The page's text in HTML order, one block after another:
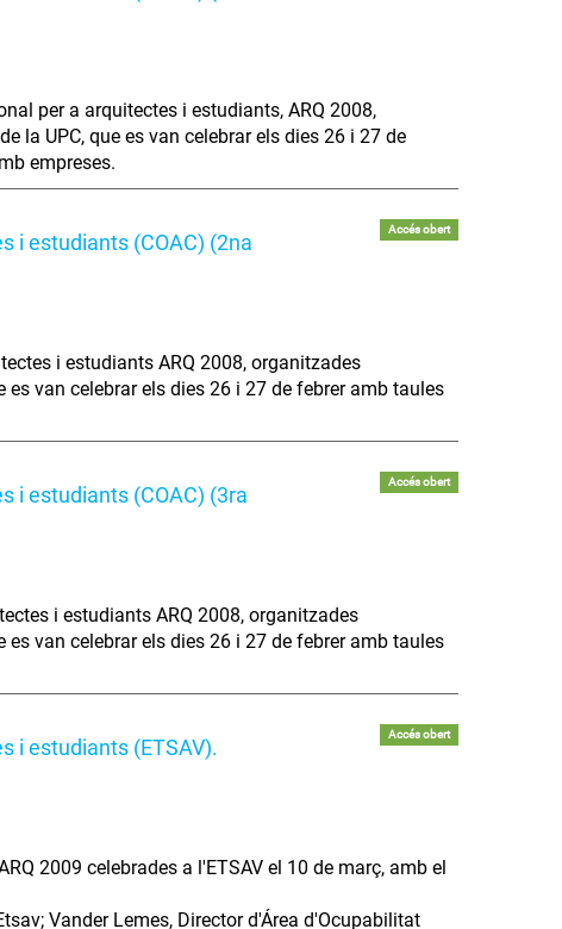
per a arquitectes i estudiants, ARQ 2008,
la UPC, que es van celebrar els dies 26 i 27 de
empreses.
i estudiants (COAC) (2na
Accés obert
i estudiants ARQ 2008, organitzades
es van celebrar els dies 26 i 27 de febrer amb taules
i estudiants (COAC) (3ra
Accés obert
i estudiants ARQ 2008, organitzades
es van celebrar els dies 26 i 27 de febrer amb taules
i estudiants (ETSAV).
Accés obert
2009 celebrades a l'ETSAV el 10 de març, amb el
Vander Lemes, Director d'Área d'Ocupabilitat